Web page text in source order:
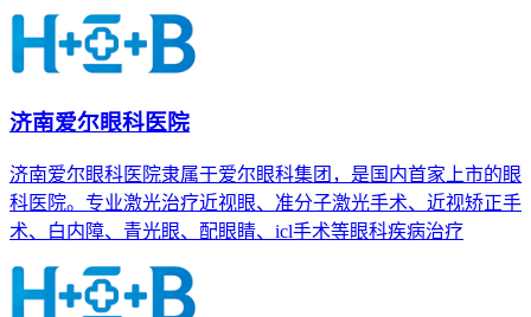
济南爱尔眼科医院
济南爱尔眼科医院隶属于爱尔眼科集团，是国内首家上市的眼
科医院。专业激光治疗近视眼、准分子激光手术、近视矫正手
术、白内障、青光眼、配眼睛、icl手术等眼科疾病治疗